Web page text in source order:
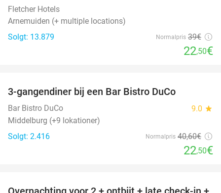
Fletcher Hotels
Arnemuiden (+ multiple locations)
Solgt: 13.879
Normalpris 39€
22,50€
3-gangendiner bij een Bar Bistro DuCo
Bar Bistro DuCo 9.0 star
Middelburg (+9 lokationer)
Solgt: 2.416
Normalpris 40,60€
22,50€